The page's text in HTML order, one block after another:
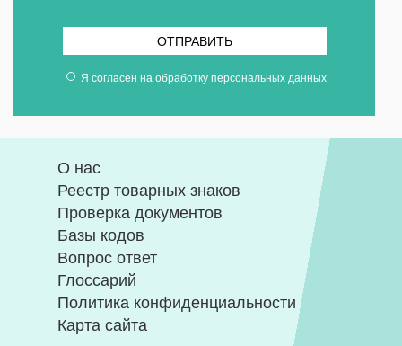
ОТПРАВИТЬ
Я согласен на обработку персональных данных
О нас
Реестр товарных знаков
Проверка документов
Базы кодов
Вопрос ответ
Глоссарий
Политика конфиденциальности
Карта сайта